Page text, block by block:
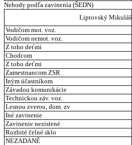
Nehody podľa zavinenia (ŠEDN)
Liptovský Mikuláš
Vodičom mot. voz.
Vodičom nemot. voz.
Z toho deťmi
Chodcom
Z toho deťmi
Zamestnancom ZSR
Iným účastníkom
Závadou komunikácie
Technickou záv. voz.
Lesnou zverou, dom. zv
Iné zavinenie
Zavinenie nezistené
Rozbité čelné sklo
NEZADANÉ